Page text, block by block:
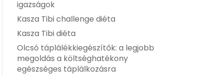
igazságok
Kasza Tibi challenge diéta
Kasza Tibi diéta
Olcsó táplálékkiegészítők: a legjobb
megoldás a költséghatékony
egészséges táplálkozásra